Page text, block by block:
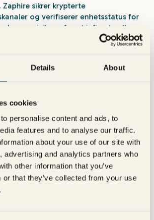
Details About
cookies
personalise content and ads, to
features and to analyse our traffic.
about your use of our site with
advertising and analytics partners who
other information that you’ve
or that they’ve collected from your use
sikrer krypterte
og verifiserer enhetsstatus for
risikoen for at infiserte eller
får tilgang til kritiske systemer.
Et brudd i ett
i mindre sikkerhetssoner forhindres
seg lateralt.
uten VPN-svakheter
er skaper flate, vide tillatelsessoner